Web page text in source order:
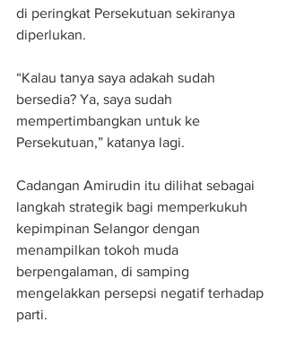
di peringkat Persekutuan sekiranya
diperlukan.
“Kalau tanya saya adakah sudah
bersedia? Ya, saya sudah
mempertimbangkan untuk ke
Persekutuan,” katanya lagi.
Cadangan Amirudin itu dilihat sebagai
langkah strategik bagi memperkukuh
kepimpinan Selangor dengan
menampilkan tokoh muda
berpengalaman, di samping
mengelakkan persepsi negatif terhadap
parti.